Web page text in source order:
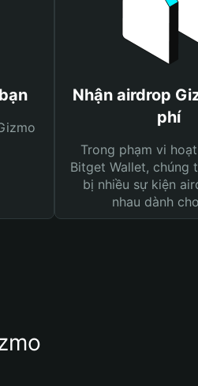
Nhận airdrop
phí
Trong phạm vi
Bitget Wallet, chúng
bị nhiều sự kiện
nhau dành